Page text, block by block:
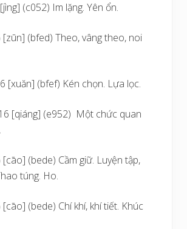
(c052) Im lặng. Yên ổn.
[zūn] (bfed) Theo, vâng theo, noi
[xuăn] (bfef) Kén chọn. Lựa lọc.
[qiáng] (e952) Một chức quan
[cāo] (bede) Cầm giữ. Luyện tập,
túng. Ho.
[cāo] (bede) Chí khí, khí tiết. Khúc